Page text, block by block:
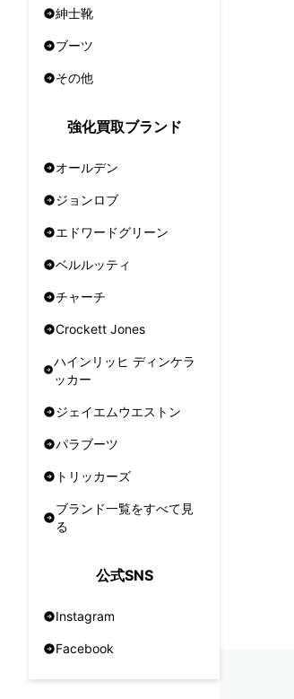
紳士靴
ブーツ
その他
強化買取ブランド
オールデン
ジョンロブ
エドワードグリーン
ベルルッティ
チャーチ
Crockett Jones
ハインリッヒ ディンケラ
ッカー
ジェイエムウエストン
パラブーツ
トリッカーズ
ブランド一覧をすべて見
る
公式SNS
Instagram
Facebook